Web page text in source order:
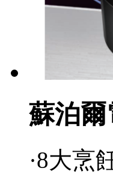
蘇泊
·8大烹